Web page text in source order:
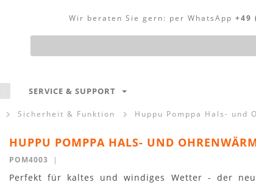
Wir beraten Sie gern: per WhatsApp +49
Produktsuche
SERVICE & SUPPORT
Sicherheit & Funktion Huppu Pomppa Hals- und
HUPPU POMPPA HALS- UND
POM4003 |
Perfekt für kaltes und windiges Wetter - der